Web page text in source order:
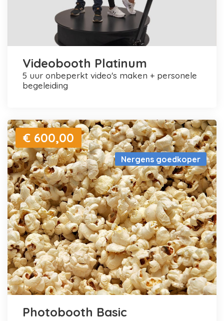
Videobooth Platinum
5 uur onbeperkt video's maken + personele
begeleiding
Nergens goedkoper
€ 600,00
Photobooth Basic